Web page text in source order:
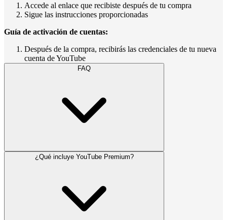
Accede al enlace que recibiste después de tu compra
Sigue las instrucciones proporcionadas
Guía de activación de cuentas:
Después de la compra, recibirás las credenciales de tu nueva
cuenta de YouTube
FAQ
¿Qué incluye YouTube Premium?